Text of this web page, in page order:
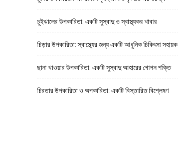
চুইঝালের উপকারিতা: একটি সুস্বাদু ও স্বাস্থ্যকর খাবার
চিড়ার উপকারিতা: স্বাস্থ্যের জন্য একটি আধুনিক চিকিৎসা সহায়ক
ছানা খাওয়ার উপকারিতা: একটি সুস্বাদু আহারের গোপন শক্তি
চিরতার উপকারিতা ও অপকারিতা: একটি বিস্তারিত বিশ্লেষণ